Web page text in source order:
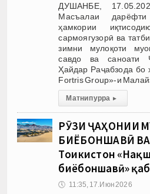
ДУШАНБЕ,
Масъалаи
ҳамкории
сармоягузорӣ ва
зимни мулоқоти
савдо ва саноати
Ҳайдар Раҷабзода бо
Fortris Group»-и
Матни пурра ▸
РӮЗИ ҶАҲОНИИ
БИЁБОНШАВӢ
Тоҷикистон
биёбоншавӣ»
🕔 11:35, 17.Июн 2026